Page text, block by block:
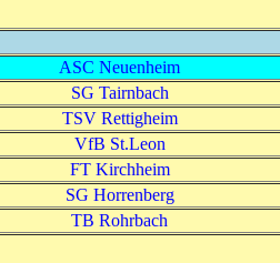
ASC Neuenheim
SG Tairnbach
TSV Rettigheim
VfB St.Leon
FT Kirchheim
SG Horrenberg
TB Rohrbach